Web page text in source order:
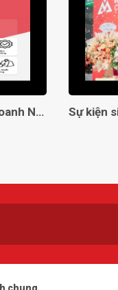
Giải Pháp Toàn Diện Cho Doanh Nghiệp Với Minh An Computer!